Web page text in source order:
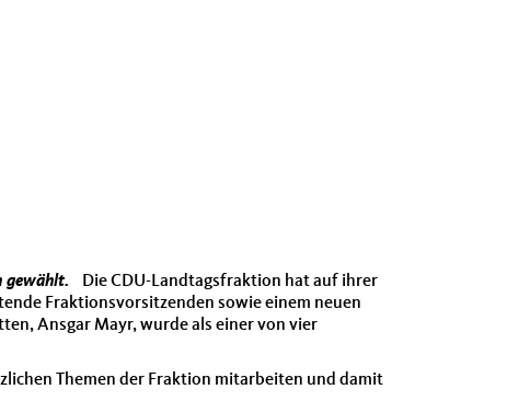
gewählt.
Die CDU-Landtagsfraktion hat auf ihrer
Fraktionsvorsitzenden sowie einem neuen
Ansgar Mayr, wurde als einer von vier
Themen der Fraktion mitarbeiten und damit